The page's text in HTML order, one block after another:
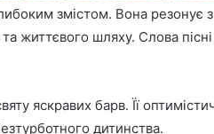
змістом. Вона резонує з
життєвого шляху. Слова пісні
яскравих барв. Її
дитинства.